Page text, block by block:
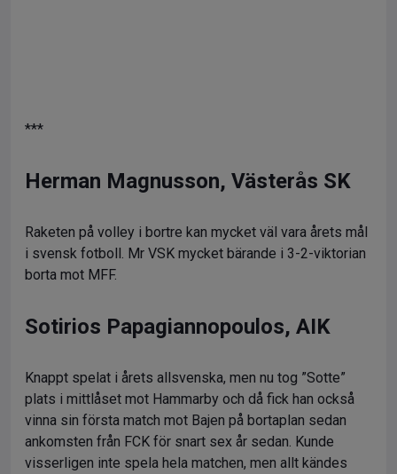
***
Herman Magnusson, Västerås SK
Raketen på volley i bortre kan mycket väl vara årets mål
i svensk fotboll. Mr VSK mycket bärande i 3-2-viktorian
borta mot MFF.
Sotirios Papagiannopoulos, AIK
Knappt spelat i årets allsvenska, men nu tog ”Sotte”
plats i mittlåset mot Hammarby och då fick han också
vinna sin första match mot Bajen på bortaplan sedan
ankomsten från FCK för snart sex år sedan. Kunde
visserligen inte spela hela matchen, men allt kändes